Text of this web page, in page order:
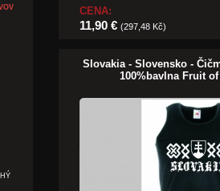
CENA:
11,90 € (297,48 Kč)
Slovakia - Slovensko -
100%bavlna Fruit